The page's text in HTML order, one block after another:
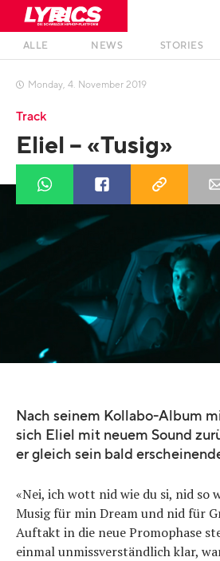
ALLE NEWS STORIES
 Monday, 4. November 2019
Track
Eliel – «Tusig»
Nach seinem Kollabo-Album
sich Eliel mit neuem Sound
er gleich sein bald
«Nei, ich wott nid wie du si, nid so
Musig für min Dream und nid für
Auftakt in die neue Promophase
einmal unmissverständlich klar,